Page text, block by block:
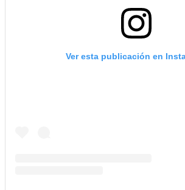
Ver esta publicación en